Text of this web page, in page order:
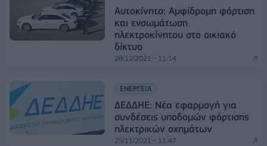
Αυτοκίνητο: Aμφίδρομη φόρτιση
και ενσωμάτωση
ηλεκτροκίνητου στο οικιακό
δίκτυο
28/12/2021 - 11:14
ΕΝΕΡΓΕΙΑ
ΔΕΔΔΗΕ: Νέα εφαρμογή για
συνδέσεις υποδομών φόρτισης
ηλεκτρικών οχημάτων
25/11/2021 - 11:47